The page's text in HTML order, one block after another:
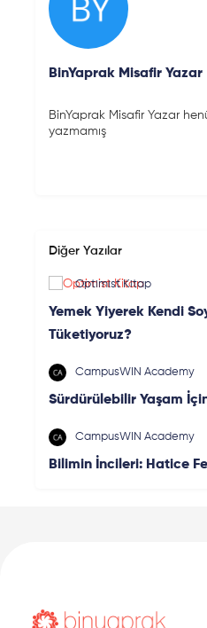
BinYaprak Misafir Yazar
BinYaprak Misafir Yazar
yazmamış
Diğer Yazılar
Optimist Kitap
Yemek Yiyerek Kendi
Tüketiyoruz?
CampusWIN Academy
Sürdürülebilir Yaşam
CampusWIN Academy
Bilimin İncileri: Hatice